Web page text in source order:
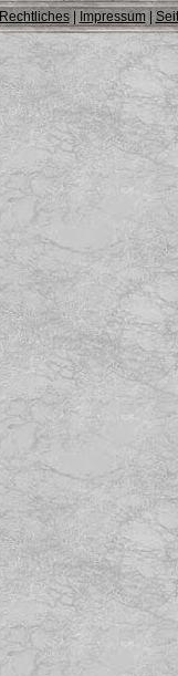
Rechtliches| Impressum|